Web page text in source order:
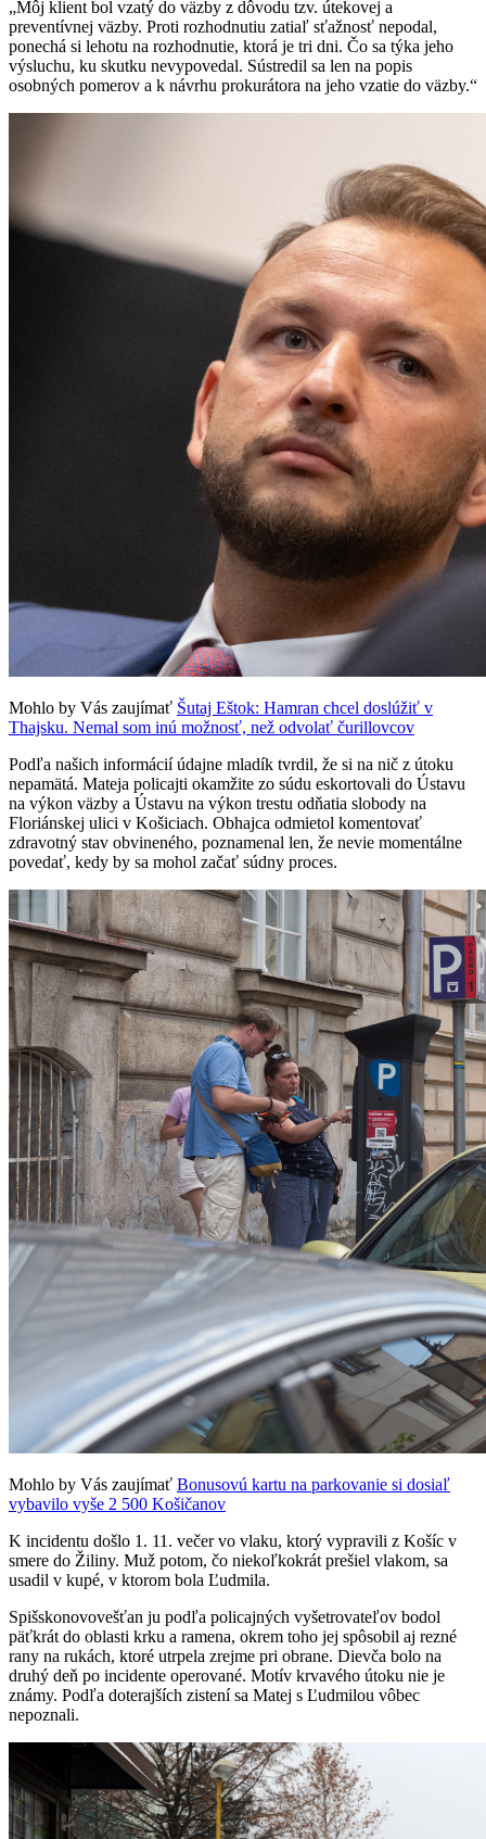
„Môj klient bol vzatý do väzby z dôvodu tzv. útekovej a
preventívnej väzby. Proti rozhodnutiu zatiaľ sťažnosť nepodal,
ponechá si lehotu na rozhodnutie, ktorá je tri dni. Čo sa týka jeho
výsluchu, ku skutku nevypovedal. Sústredil sa len na popis
osobných pomerov a k návrhu prokurátora na jeho vzatie do väzby.“
Mohlo by Vás zaujímať Šutaj Eštok: Hamran chcel doslúžiť v
Thajsku. Nemal som inú možnosť, než odvolať čurillovcov
Podľa našich informácií údajne mladík tvrdil, že si na nič z útoku
nepamätá. Mateja policajti okamžite zo súdu eskortovali do Ústavu
na výkon väzby a Ústavu na výkon trestu odňatia slobody na
Floriánskej ulici v Košiciach. Obhajca odmietol komentovať
zdravotný stav obvineného, poznamenal len, že nevie momentálne
povedať, kedy by sa mohol začať súdny proces.
Mohlo by Vás zaujímať Bonusovú kartu na parkovanie si dosiaľ
vybavilo vyše 2 500 Košičanov
K incidentu došlo 1. 11. večer vo vlaku, ktorý vypravili z Košíc v
smere do Žiliny. Muž potom, čo niekoľkokrát prešiel vlakom, sa
usadil v kupé, v ktorom bola Ľudmila.
Spišskonovovešťan ju podľa policajných vyšetrovateľov bodol
päťkrát do oblasti krku a ramena, okrem toho jej spôsobil aj rezné
rany na rukách, ktoré utrpela zrejme pri obrane. Dievča bolo na
druhý deň po incidente operované. Motív krvavého útoku nie je
známy. Podľa doterajších zistení sa Matej s Ľudmilou vôbec
nepoznali.